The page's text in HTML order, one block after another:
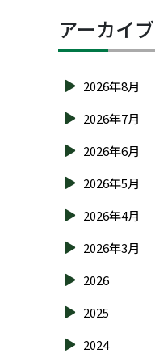
アーカイブ
2026年8月
2026年7月
2026年6月
2026年5月
2026年4月
2026年3月
2026
2025
2024